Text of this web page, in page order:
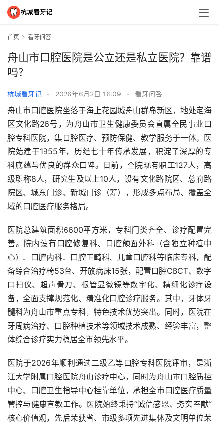
首页 看牙问答
舟山市口腔医院是公立还是私立医院？靠谱
吗？
杭城看牙记 • 2026年6月2日 16:09 • 看牙问答
舟山市口腔医院坐落于海上花园城舟山群岛新区，地处定海
区文化路26号，为舟山市卫生健康委员会直属全民事业口
腔专科医院，集口腔医疗、预防保健、教学服务于一体。医
院始建于1955年，历经七十年传承发展，积淀了深厚的专
科底蕴与优良的群众口碑。目前，全院现有职工127人，高
级职称8人，研究生及以上10人，设有文化路院区、总府路
院区、城东门诊、新城门诊（筹），形成多点布局、覆盖全
域的口腔医疗服务格局。
医院总建筑面积6600平方米，专科门类齐全、诊疗配置完
善。院内设有口腔修复科、口腔颌面外科（含独立种植中
心）、口腔内科、口腔正畸科、儿童口腔科等临床专科，配
备综合治疗椅53台、开放病床15张，配置口腔CBCT、数字
口扫仪、超声骨刀、根管显微镜等数字化、精细化诊疗设
备，全面支撑规范化、精准化口腔诊疗服务。其中，牙体牙
髓科为舟山市重点专科，特色技术优势突出。同时，医院在
牙周病治疗、口腔种植技术等领域技术成熟、经验丰富，整
体综合诊疗实力稳居全市领先水平。
医院于2026年顺利通过二级乙等口腔专科医院评审，是浙
江大学附属口腔医院舟山诊疗中心，同时为舟山市口腔质控
中心、口腔卫生指导中心挂靠单位，承担全市口腔医疗质量
管控与健康宣教工作。医院始终秉持“诚信感恩、务实奉献”
核心价值观，先后荣获省、市级多项先进集体及文明单位荣